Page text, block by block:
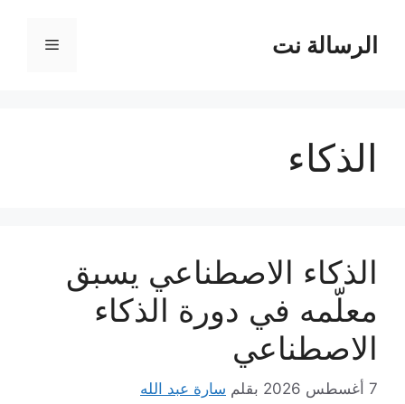
المحتوىالرسالة نت القائمة
الذكاء
الذكاء الاصطناعي يسبق
معلّمه في دورة الذكاء
الاصطناعي
7 أغسطس 2026 بقلم سارة عبد الله